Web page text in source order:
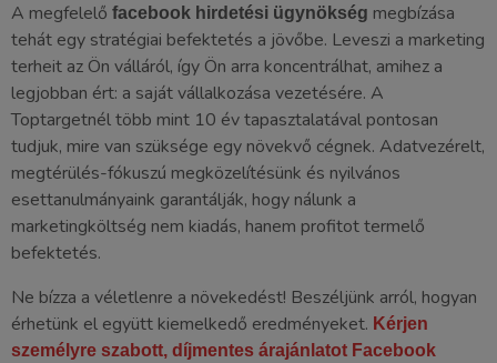
A megfelelő facebook hirdetési ügynökség megbízása
tehát egy stratégiai befektetés a jövőbe. Leveszi a marketing
terheit az Ön válláról, így Ön arra koncentrálhat, amihez a
legjobban ért: a saját vállalkozása vezetésére. A
Toptargetnél több mint 10 év tapasztalatával pontosan
tudjuk, mire van szüksége egy növekvő cégnek. Adatvezérelt,
megtérülés-fókuszú megközelítésünk és nyilvános
esettanulmányaink garantálják, hogy nálunk a
marketingköltség nem kiadás, hanem profitot termelő
befektetés.
Ne bízza a véletlenre a növekedést! Beszéljünk arról, hogyan
érhetünk el együtt kiemelkedő eredményeket. Kérjen
személyre szabott, díjmentes árajánlatot Facebook